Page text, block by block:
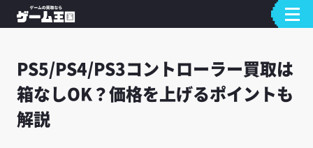
PS5/PS4/PS3コントローラー買取は
箱なしOK？価格を上げるポイントも
解説